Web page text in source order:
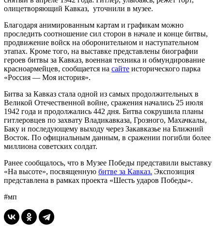
олицетворяющий Кавказ, уточнили в музее.
Благодаря анимированным картам и графикам можно
проследить соотношение сил сторон в начале и конце битвы,
продвижение войск на оборонительном и наступательном
этапах. Кроме того, на выставке представлены биографии
героев битвы за Кавказ, военная техника и обмундирование
красноармейцев, сообщается на сайте исторического парка
«Россия — Моя история».
Битва за Кавказ стала одной из самых продолжительных в
Великой Отечественной войне, сражения начались 25 июля
1942 года и продолжались 442 дня. Битва сокрушила планы
гитлеровцев по захвату Владикавказа, Грозного, Махачкалы,
Баку и последующему выходу через Закавказье на Ближний
Восток. По официальным данным, в сражении погибли более
миллиона советских солдат.
Ранее сообщалось, что в Музее Победы представили выставку
«На высоте», посвященную битве за Кавказ. Экспозиция
представлена в рамках проекта «Шесть ударов Победы».
#мп